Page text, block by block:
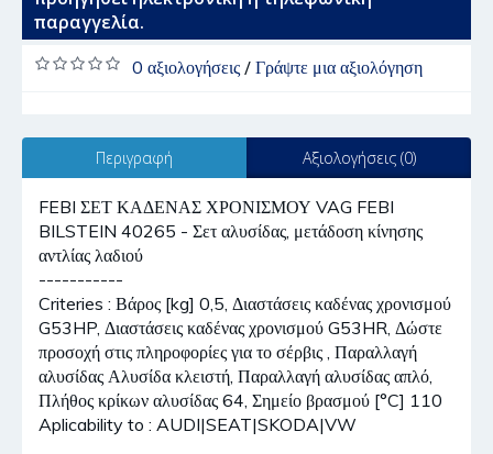
παραγγελία.
0 αξιολογήσεις/ Γράψτε μια αξιολόγηση
Περιγραφή Αξιολογήσεις (0)
FEBI ΣΕΤ ΚΑΔΕΝΑΣ ΧΡΟΝΙΣΜΟΥ VAG FEBI
BILSTEIN 40265 - Σετ αλυσίδας, μετάδοση κίνησης
αντλίας λαδιού
-----------
Criteries : Βάρος [kg] 0,5, Διαστάσεις καδένας χρονισμού
G53HP, Διαστάσεις καδένας χρονισμού G53HR, Δώστε
προσοχή στις πληροφορίες για το σέρβις , Παραλλαγή
αλυσίδας Αλυσίδα κλειστή, Παραλλαγή αλυσίδας απλό,
Πλήθος κρίκων αλυσίδας 64, Σημείο βρασμού [°C] 110
Aplicability to : AUDI|SEAT|SKODA|VW